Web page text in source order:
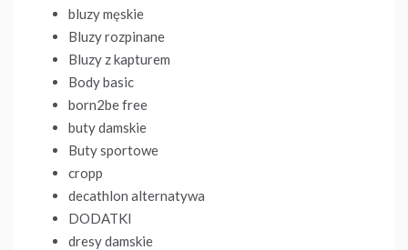
bluzy męskie
Bluzy rozpinane
Bluzy z kapturem
Body basic
born2be free
buty damskie
Buty sportowe
cropp
decathlon alternatywa
DODATKI
dresy damskie